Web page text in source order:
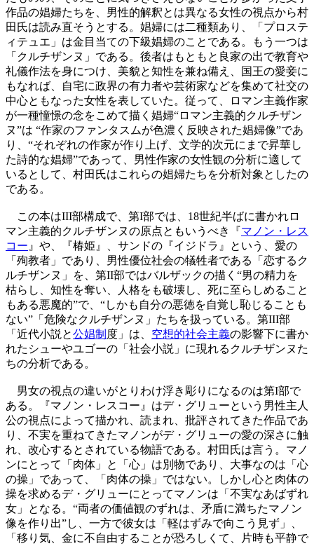
作品の娼婦たちを、男性的解釈とは異なる女性の視点から村
田氏は読み直そうとする。娼婦には二種類あり、「プロステ
ィテュエ」は金目当ての下級娼婦のことである。もう一つは
「クルチザンヌ」である。後者はもともと良家の出で教育や
礼儀作法を身につけ、美貌と知性を兼ね備え、国王の愛妾に
もなれば、自宅に政界の有力者や芸術家などを集めて社交の
中心ともなった女性を表していた。従って、ロマン主義作家
が一種憧憬の念をこめて描く娼婦“ロマン主義的クルチザン
ヌ”は “作家のファンタスムが色濃く反映された娼婦像”であ
り、“それぞれの作家が作り上げ、文学的次元にまで昇華し
た詩的な娼婦”であって、男性作家の女性観の分析に適して
いるとして、村田氏はこれらの娼婦たちを分析対象としたの
である。
この本はIII部構成で、第I部では、18世紀半ばに書かれロ
マン主義的クルチザンヌの原点ともいうべき『 マノン・レス
コー』や、『椿姫』、サンドの『イジドラ』という、愛の
「殉教者」であり、男性優位社会の犠牲者である「恋するク
ルチザンヌ」を、第II部ではバルザックの描く“男の精力を
枯らし、知性を奪い、人格をも破壊し、死に至らしめること
もある悪魔的”で、“しかも自分の悪徳を自覚し恥じることも
ない”「危険なクルチザンヌ」たちを扱っている。第III部
「近代小説と公娼制 度」は、 空想的社会主義の影響下に書か
れたシューやユゴーの「社会小説」に現れるクルチザンヌた
ちの分析である。
男女の視点の違いがとりわけ浮き彫りになるのは第I部で
ある。『マノン・レスコー』はデ・グリューという男性主人
公の視点によって描かれ、読まれ、批評されてきた作品であ
り、不実を重ねてきたマノンがデ・グリューの愛の深さに触
れ、改心するとされている物語である。村田氏は言う。マノ
ンにとって「肉体」と「心」は別物であり、大事なのは「心
の操」であって、「肉体の操」ではない。しかし心と肉体の
操を求めるデ・グリューにとってマノンは「不実なあばずれ
女」となる。“両者の価値観のずれは、矛盾に満ちたマノン
像を作り出”し、一方で彼女は「軽はずみで向こう見ず」、
「移り気、金に不自由することが恐ろしくて、片時も平静で